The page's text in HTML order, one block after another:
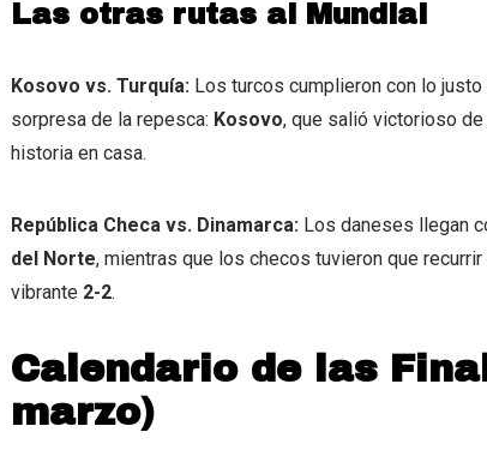
Las otras rutas al Mundial
Kosovo vs. Turquía: Los turcos cumplieron con lo justo
sorpresa de la repesca: Kosovo, que salió victorioso
historia en casa.
República Checa vs. Dinamarca: Los daneses llegan
del Norte, mientras que los checos tuvieron que
vibrante 2-2.
Calendario de las
marzo)